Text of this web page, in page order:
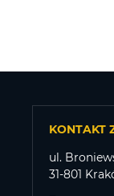
KONTAKT
ul.
31-801